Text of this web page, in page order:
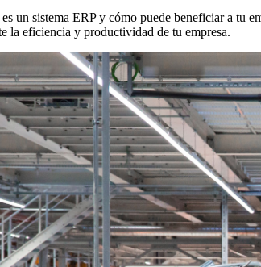
un sistema ERP y cómo puede beneficiar a tu
la eficiencia y productividad de tu empresa.